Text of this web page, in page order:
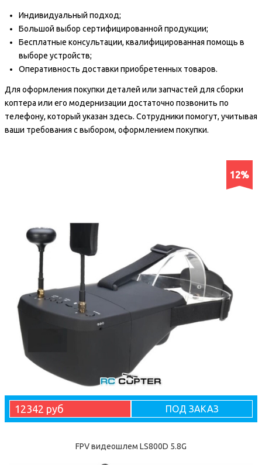
Индивидуальный подход;
Большой выбор сертифицированной продукции;
Бесплатные консультации, квалифицированная помощь в
выборе устройств;
Оперативность доставки приобретенных товаров.
Для оформления покупки деталей или запчастей для сборки
коптера или его модернизации достаточно позвонить по
телефону, который указан здесь. Сотрудники помогут, учитывая
ваши требования с выбором, оформлением покупки.
12%
12342 руб ПОД ЗАКАЗ
FPV видеошлем LS800D 5.8G